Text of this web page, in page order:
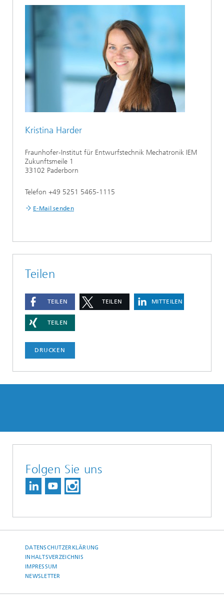
Kristina Harder
Fraunhofer-Institut für Entwurfstechnik Mechatronik IEM
Zukunftsmeile 1
33102 Paderborn
Telefon +49 5251 5465-1115
E-Mail senden
Teilen
TEILEN TEILEN MITTEILEN
TEILEN
DRUCKEN
Folgen Sie uns
DATENSCHUTZERKLÄRUNG
INHALTSVERZEICHNIS
IMPRESSUM
NEWSLETTER